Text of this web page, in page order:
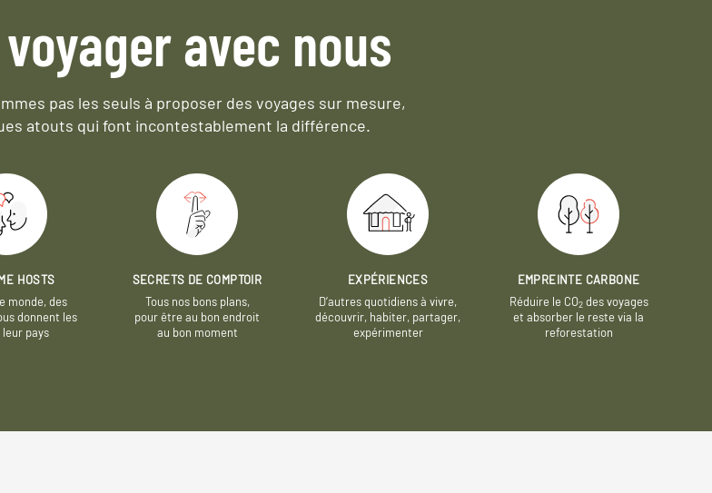
avec nous
pas les seuls à proposer des voyages sur mesure,
atouts qui font incontestablement la différence.
HOSTS
monde, des
donnent les
pays
SECRETS DE COMPTOIR
Tous nos bons plans,
pour être au bon endroit
au bon moment
EXPÉRIENCES
D’autres quotidiens à vivre,
découvrir, habiter, partager,
expérimenter
EMPREINTE CARBONE
Réduire le CO2des voyages
et absorber le reste via la
reforestation